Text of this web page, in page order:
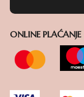
ONLINE PLAĆANJE